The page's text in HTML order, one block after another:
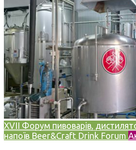
XVII Форум пивоварів,
напоїв Beer&Craft Drink Forum